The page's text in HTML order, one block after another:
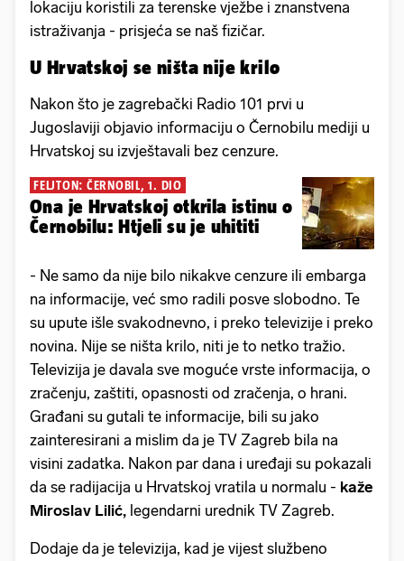
lokaciju koristili za terenske vježbe i znanstvena
istraživanja - prisjeća se naš fizičar.
U Hrvatskoj se ništa nije krilo
Nakon što je zagrebački Radio 101 prvi u
Jugoslaviji objavio informaciju o Černobilu mediji u
Hrvatskoj su izvještavali bez cenzure.
FELJTON: ČERNOBIL, 1. DIO
Ona je Hrvatskoj otkrila istinu o
Černobilu: Htjeli su je uhititi
- Ne samo da nije bilo nikakve cenzure ili embarga
na informacije, već smo radili posve slobodno. Te
su upute išle svakodnevno, i preko televizije i preko
novina. Nije se ništa krilo, niti je to netko tražio.
Televizija je davala sve moguće vrste informacija, o
zračenju, zaštiti, opasnosti od zračenja, o hrani.
Građani su gutali te informacije, bili su jako
zainteresirani a mislim da je TV Zagreb bila na
visini zadatka. Nakon par dana i uređaji su pokazali
da se radijacija u Hrvatskoj vratila u normalu - kaže
Miroslav Lilić, legendarni urednik TV Zagreb.
Dodaje da je televizija, kad je vijest službeno